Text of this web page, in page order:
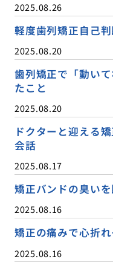
2025.08.26
軽度歯列矯正自己
2025.08.20
歯列矯正で「動い
たこと
2025.08.20
ドクターと迎える
会話
2025.08.17
矯正バンドの臭い
2025.08.16
矯正の痛みで心折
2025.08.16